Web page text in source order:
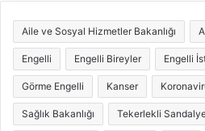
Aile ve Sosyal Hizmetler Bakanlığı
Engelli Engelli Bireyler Engelli
Görme Engelli Kanser
Sağlık Bakanlığı Tekerlekli